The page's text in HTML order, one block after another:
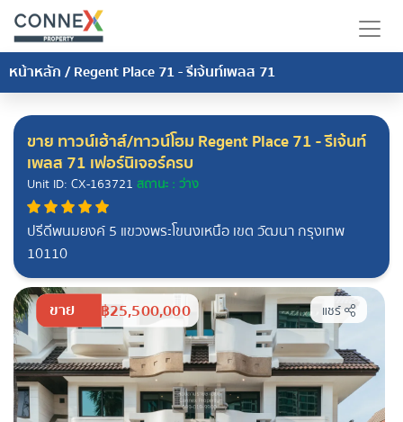
หน้าหลัก/Regent Place 71 - รีเจ้นท์เพลส 71
ขาย ทาวน์เฮ้าส์/ทาวน์โฮม Regent Place 71 - รีเจ้นท์
เพลส 71 เฟอร์นิเจอร์ครบ
Unit ID: CX-163721 สถานะ : ว่าง
ปรีดีพนมยงค์ 5 แขวงพระโขนงเหนือ เขต วัฒนา กรุงเทพ
10110
ขาย ฿25,500,000 แชร์